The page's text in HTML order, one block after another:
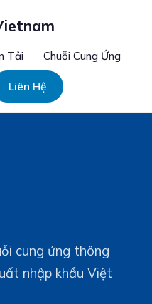
Tải Chuỗi Cung Ứng
Liên Hệ
cung ứng thông
nhập khẩu Việt